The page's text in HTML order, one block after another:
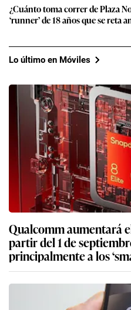
¿Cuánto toma correr de Plaza
‘runner’ de 18 años que se reta
Lo último en Móviles
Qualcomm aumentará
partir del 1 de
principalmente a los